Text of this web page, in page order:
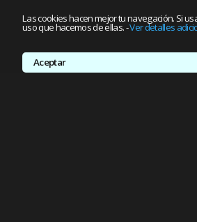
Las cookies hacen mejor tu navegación. Si
uso que hacemos de ellas.-Ver detalles
Aceptar